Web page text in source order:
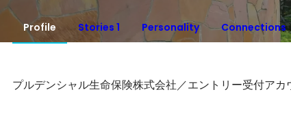
Profile Stories 1 Personality Connections
プルデンシャル生命保険株式会社／エントリー受付アカ